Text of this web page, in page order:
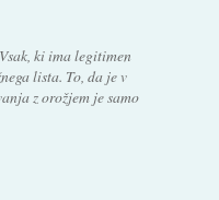
ki ima legitimen
lista. To, da je v
z orožjem je samo